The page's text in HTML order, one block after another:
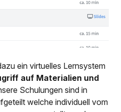
ein virtuelles Lernsystem
auf Materialien und
Schulungen sind in
welche individuell vom